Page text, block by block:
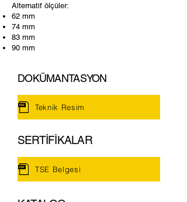
Alternatif ölçüler:
62 mm
74 mm
83 mm
90 mm
DOKÜMANTASYON
Teknik Resim
SERTİFİKALAR
TSE Belgesi